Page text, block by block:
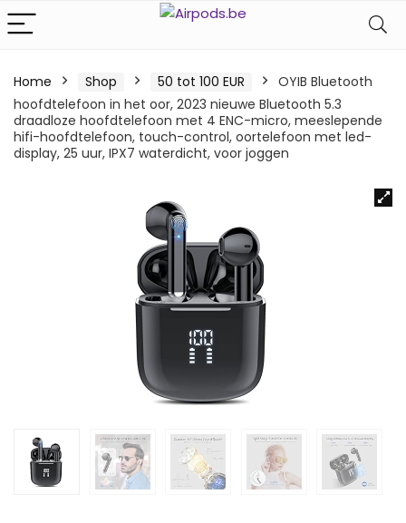
Home Shop 50 tot 100 EUR
OYIB Bluetooth
hoofdtelefoon in het oor, 2023 nieuwe Bluetooth 5.3
draadloze hoofdtelefoon met 4 ENC-micro, meeslepende
hifi-hoofdtelefoon, touch-control, oortelefoon met led-
display, 25 uur, IPX7 waterdicht, voor joggen